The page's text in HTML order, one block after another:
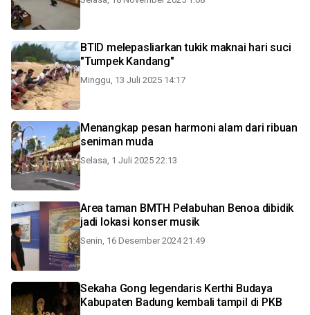
BTID melepasliarkan tukik maknai hari suci
"Tumpek Kandang"
Minggu, 13 Juli 2025 14:17
Menangkap pesan harmoni alam dari ribuan
seniman muda
Selasa, 1 Juli 2025 22:13
Area taman BMTH Pelabuhan Benoa dibidik
jadi lokasi konser musik
Senin, 16 Desember 2024 21:49
Sekaha Gong legendaris Kerthi Budaya
Kabupaten Badung kembali tampil di PKB